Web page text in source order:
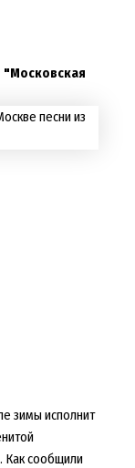
"Московская
зимы исполнит
Как сообщили